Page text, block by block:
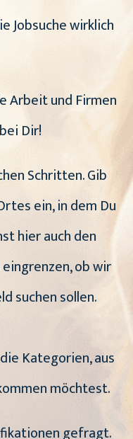
Jobsuche wirklich
Arbeit und Firmen
Dir!
Schritten. Gib
ein, in dem Du
hier auch den
ob wir
suchen sollen.
Kategorien, aus
möchtest.
gefragt.